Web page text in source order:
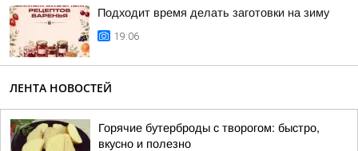
Подходит время делать заготовки на зиму
19:06
ЛЕНТА НОВОСТЕЙ
Горячие бутерброды с творогом: быстро,
вкусно и полезно